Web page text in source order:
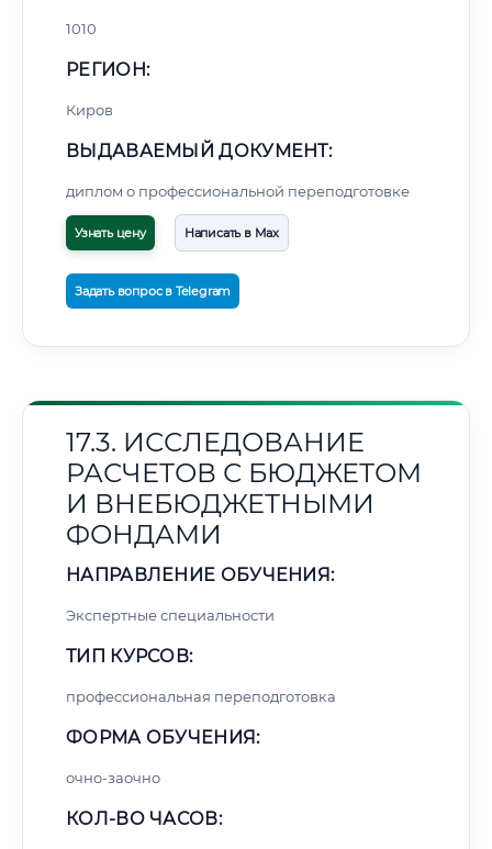
1010
РЕГИОН:
Киров
ВЫДАВАЕМЫЙ ДОКУМЕНТ:
диплом о профессиональной переподготовке
Узнать цену Написать в Max
Задать вопрос в Telegram
17.3. ИССЛЕДОВАНИЕ
РАСЧЕТОВ С БЮДЖЕТОМ
И ВНЕБЮДЖЕТНЫМИ
ФОНДАМИ
НАПРАВЛЕНИЕ ОБУЧЕНИЯ:
Экспертные специальности
ТИП КУРСОВ:
профессиональная переподготовка
ФОРМА ОБУЧЕНИЯ:
очно-заочно
КОЛ-ВО ЧАСОВ: